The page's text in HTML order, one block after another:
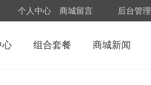
个人中心 商城留言 后台管理
心 组合套餐 商城新闻